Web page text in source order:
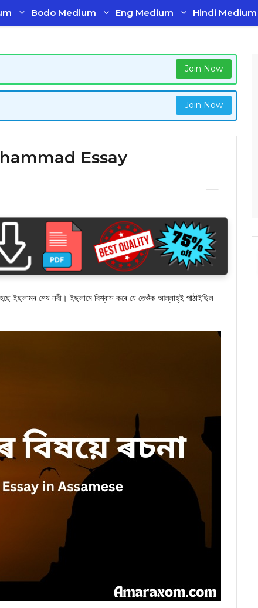
Bodo Medium Eng Medium Hindi Medium
Join Now
Join Now
Essay
ইছলামৰ শেষ নবী। ইছলামে বিশ্বাস কৰে যে তেওঁক আল্লাহ্‌ই পাঠাইছিল